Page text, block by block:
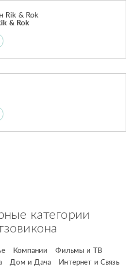
& Rok
категории
Компании
Фильмы и ТВ
Дом и Дача
Интернет и Связь